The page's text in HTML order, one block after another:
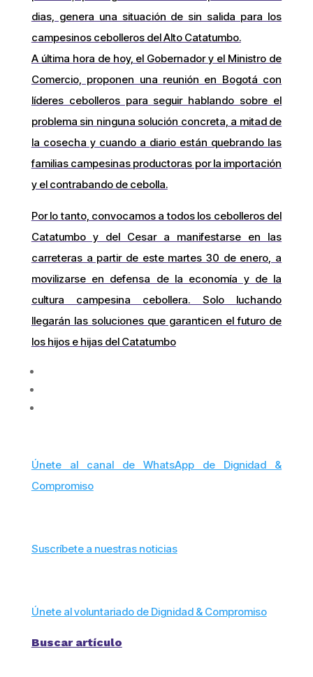
dias, genera una situación de sin salida para los
campesinos cebolleros del Alto Catatumbo.
A última hora de hoy, el Gobernador y el Ministro de
Comercio, proponen una reunión en Bogotá con
líderes cebolleros para seguir hablando sobre el
problema sin ninguna solución concreta, a mitad de
la cosecha y cuando a diario están quebrando las
familias campesinas productoras por la importación
y el contrabando de cebolla.
Por lo tanto, convocamos a todos los cebolleros del
Catatumbo y del Cesar a manifestarse en las
carreteras a partir de este martes 30 de enero, a
movilizarse en defensa de la economía y de la
cultura campesina cebollera. Solo luchando
llegarán las soluciones que garanticen el futuro de
los hijos e hijas del Catatumbo
Únete al canal de WhatsApp de Dignidad &
Compromiso
Suscríbete a nuestras noticias
Únete al voluntariado de Dignidad & Compromiso
Buscar artículo